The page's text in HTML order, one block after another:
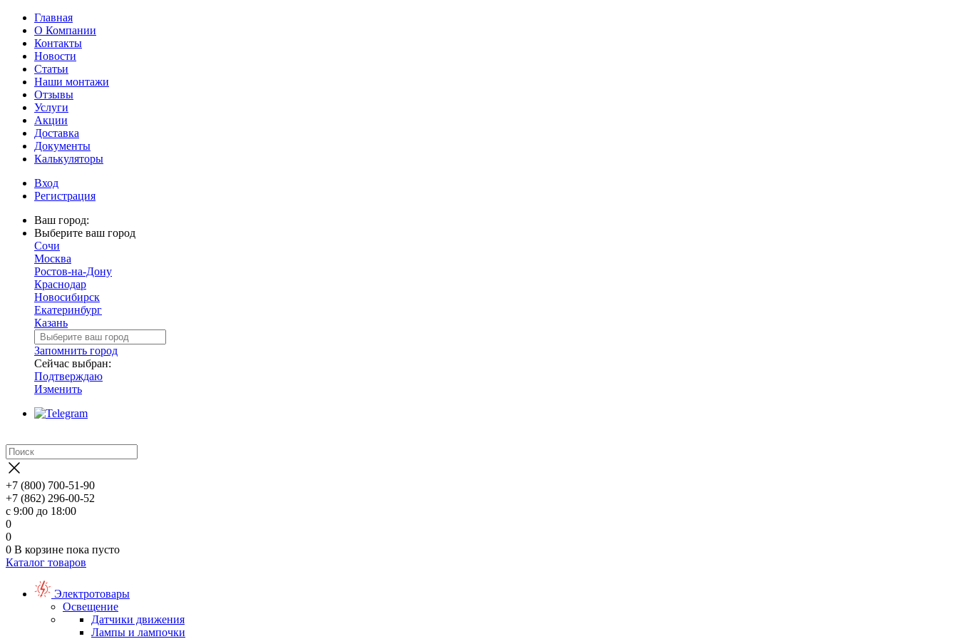
Главная
О Компании
Контакты
Новости
Статьи
Наши монтажи
Отзывы
Услуги
Акции
Доставка
Документы
Калькуляторы
Вход
Регистрация
Ваш город:
Выберите ваш город
Сочи
Москва
Ростов-на-Дону
Краснодар
Новосибирск
Екатеринбург
Казань
Запомнить город
Сейчас выбран:
Подтверждаю
Изменить
+7 (800) 700-51-90
+7 (862) 296-00-52
с 9:00 до 18:00
0
0
0 В корзине пока пусто
Каталог товаров
Электротовары
Освещение
Датчики движения
Лампы и лампочки